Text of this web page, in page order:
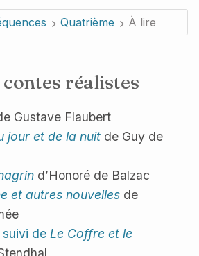
Quatrième À lire
réalistes
Gustave Flaubert
jour et de la nuit de Guy de
d’Honoré de Balzac
et autres nouvelles de
suivi de Le Coffre et le